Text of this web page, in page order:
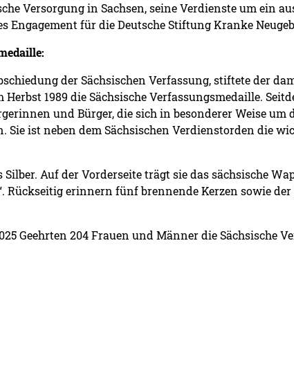
Versorgung in Sachsen, seine Verdienste um ein
Engagement für die Deutsche Stiftung Kranke
der Sächsischen Verfassung, stiftete der
1989 die Sächsische Verfassungsmedaille.
und Bürger, die sich in besonderer Weise
Sie ist neben dem Sächsischen Verdienstorden die
Auf der Vorderseite trägt sie das sächsische
Rückseitig erinnern fünf brennende Kerzen sowie
Geehrten 204 Frauen und Männer die Sächsische